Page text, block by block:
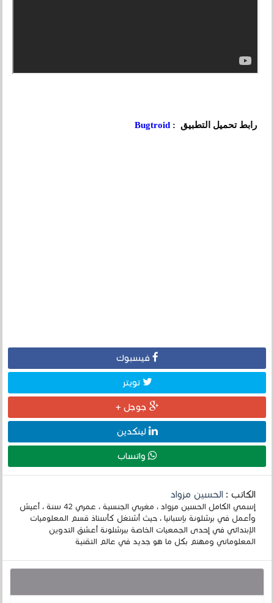
رابط تحميل التطبيق :Bugtroid
فيسبوك
تويتر
جوجل +
لينكدين
واتساب
الكاتب :الحسين مزواد
إسمي الكامل الحسين مزواد ، مغربي الجنسية ، عمري 42 سنة ، أعيش
وأعمل في برشلونة بإسبانيا ، حيث أشتغل كأستاذ قسم المعلوميات
الإبتدائي في إحدى الجمعيات الخاصة ببرشلونة أعشق التدوين
المعلوماتي ومهتم بكل ما هو جديد في عالم التقنية